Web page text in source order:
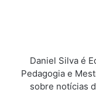
Daniel Silva é
Pedagogia e
sobre notícias